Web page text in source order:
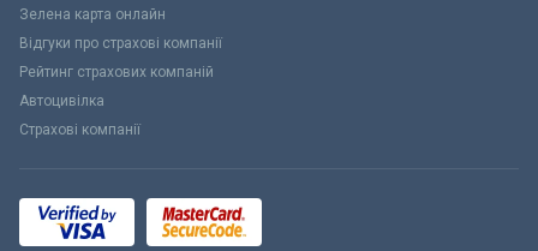
Зелена карта онлайн
Відгуки про страхові компанії
Рейтинг страхових компаній
Автоцивілка
Страхові компанії